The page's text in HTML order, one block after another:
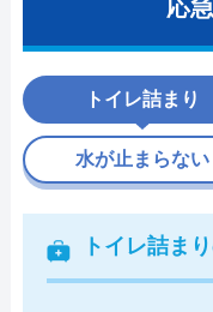
応
トイレ詰まり
トイレ詰ま
水が止まらない